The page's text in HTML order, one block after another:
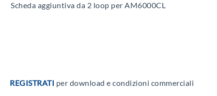
Scheda aggiuntiva da 2 loop per AM6000CL
REGISTRATI per download e condizioni commerciali